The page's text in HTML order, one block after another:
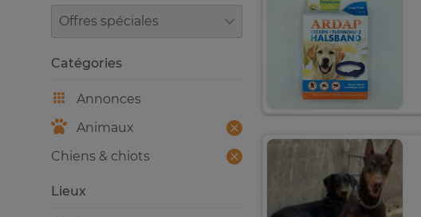
Trier par
Catégories
Annonces
Animaux
Chiens & chiots
Lieux